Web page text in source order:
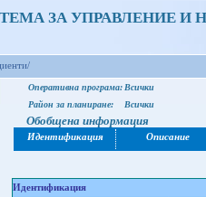
ЗА УПРАВЛЕНИЕ И
Оперативна програма: Всички
Район за планиране:
Всички
Обобщена информация
Идентификация Описание
Идентификация